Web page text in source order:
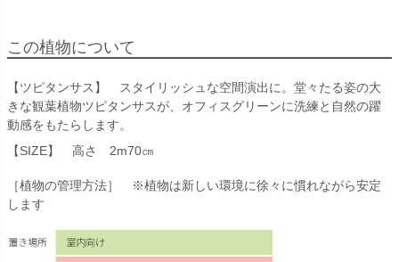
この植物について
【ツピタンサス】 スタイリッシュな空間演出に。堂々たる姿の大
きな観葉植物ツピタンサスが、オフィスグリーンに洗練と自然の躍
動感をもたらします。
【SIZE】 高さ 2m70㎝
［植物の管理方法］ ※植物は新しい環境に徐々に慣れながら安定
します